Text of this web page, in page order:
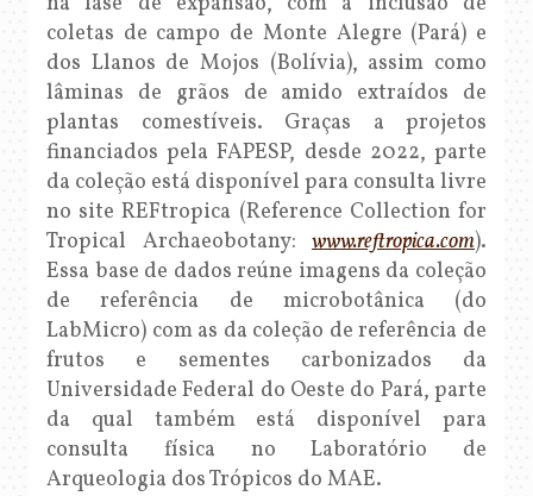
coletas de campo de Monte Alegre (Pará) e
dos Llanos de Mojos (Bolívia), assim como
lâminas de grãos de amido extraídos de
plantas comestíveis. Graças a projetos
financiados pela FAPESP, desde 2022, parte
da coleção está disponível para consulta livre
no site REFtropica (Reference Collection for
Tropical Archaeobotany: www.reftropica.com).
Essa base de dados reúne imagens da coleção
de referência de microbotânica (do
LabMicro) com as da coleção de referência de
frutos e sementes carbonizados da
Universidade Federal do Oeste do Pará, parte
da qual também está disponível para
consulta física no Laboratório de
Arqueologia dos Trópicos do MAE.